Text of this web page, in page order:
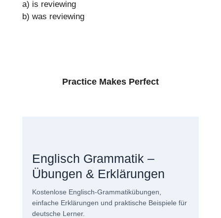
a) is reviewing
b) was reviewing
Practice Makes Perfect
Englisch Grammatik –
Übungen & Erklärungen
Kostenlose Englisch-Grammatikübungen,
einfache Erklärungen und praktische Beispiele für
deutsche Lerner.